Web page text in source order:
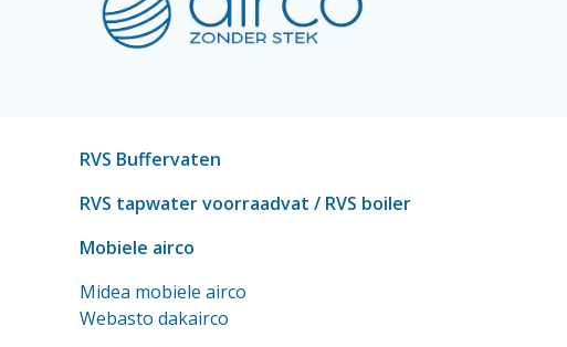
RVS Buffervaten
RVS tapwater voorraadvat / RVS boiler
Mobiele airco
Midea mobiele airco
Webasto dakairco